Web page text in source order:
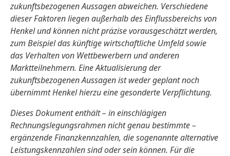
zukunftsbezogenen Aussagen abweichen. Verschiedene
dieser Faktoren liegen außerhalb des Einflussbereichs von
Henkel und können nicht präzise vorausgeschätzt werden,
zum Beispiel das künftige wirtschaftliche Umfeld sowie
das Verhalten von Wettbewerbern und anderen
Marktteilnehmern. Eine Aktualisierung der
zukunftsbezogenen Aussagen ist weder geplant noch
übernimmt Henkel hierzu eine gesonderte Verpflichtung.
Dieses Dokument enthält – in einschlägigen
Rechnungslegungsrahmen nicht genau bestimmte –
ergänzende Finanzkennzahlen, die sogenannte alternative
Leistungskennzahlen sind oder sein können. Für die